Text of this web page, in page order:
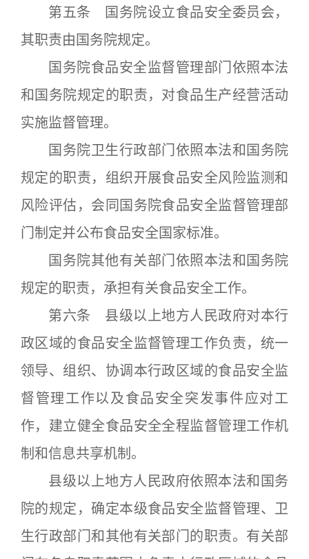
第五条 国务院设立食品安全委员会，
其职责由国务院规定。
国务院食品安全监督管理部门依照本法
和国务院规定的职责，对食品生产经营活动
实施监督管理。
国务院卫生行政部门依照本法和国务院
规定的职责，组织开展食品安全风险监测和
风险评估，会同国务院食品安全监督管理部
门制定并公布食品安全国家标准。
国务院其他有关部门依照本法和国务院
规定的职责，承担有关食品安全工作。
第六条 县级以上地方人民政府对本行
政区域的食品安全监督管理工作负责，统一
领导、组织、协调本行政区域的食品安全监
督管理工作以及食品安全突发事件应对工
作，建立健全食品安全全程监督管理工作机
制和信息共享机制。
县级以上地方人民政府依照本法和国务
院的规定，确定本级食品安全监督管理、卫
生行政部门和其他有关部门的职责。有关部